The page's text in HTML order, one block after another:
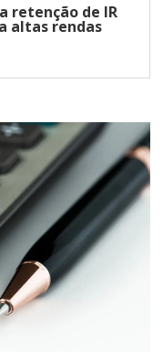
retenção de IR
altas rendas